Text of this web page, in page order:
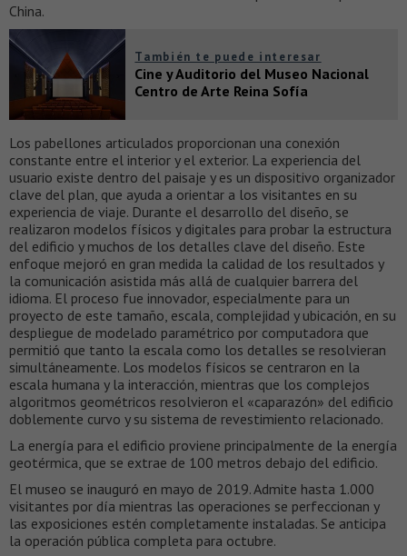
China.
También te puede interesar
Cine y Auditorio del Museo Nacional
Centro de Arte Reina Sofía
Los pabellones articulados proporcionan una conexión
constante entre el interior y el exterior. La experiencia del
usuario existe dentro del paisaje y es un dispositivo organizador
clave del plan, que ayuda a orientar a los visitantes en su
experiencia de viaje. Durante el desarrollo del diseño, se
realizaron modelos físicos y digitales para probar la estructura
del edificio y muchos de los detalles clave del diseño. Este
enfoque mejoró en gran medida la calidad de los resultados y
la comunicación asistida más allá de cualquier barrera del
idioma. El proceso fue innovador, especialmente para un
proyecto de este tamaño, escala, complejidad y ubicación, en su
despliegue de modelado paramétrico por computadora que
permitió que tanto la escala como los detalles se resolvieran
simultáneamente. Los modelos físicos se centraron en la
escala humana y la interacción, mientras que los complejos
algoritmos geométricos resolvieron el «caparazón» del edificio
doblemente curvo y su sistema de revestimiento relacionado.
La energía para el edificio proviene principalmente de la energía
geotérmica, que se extrae de 100 metros debajo del edificio.
El museo se inauguró en mayo de 2019. Admite hasta 1.000
visitantes por día mientras las operaciones se perfeccionan y
las exposiciones estén completamente instaladas. Se anticipa
la operación pública completa para octubre.